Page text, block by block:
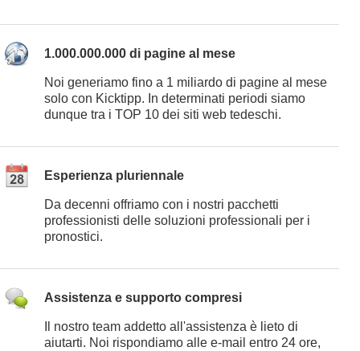
1.000.000.000 di pagine al mese
Noi generiamo fino a 1 miliardo di pagine al mese
solo con Kicktipp. In determinati periodi siamo
dunque tra i TOP 10 dei siti web tedeschi.
Esperienza pluriennale
Da decenni offriamo con i nostri pacchetti
professionisti delle soluzioni professionali per i
pronostici.
Assistenza e supporto compresi
Il nostro team addetto all'assistenza è lieto di
aiutarti. Noi rispondiamo alle e-mail entro 24 ore,